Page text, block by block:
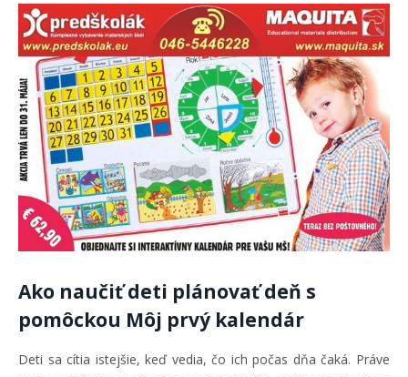
Ako naučiť deti plánovať deň s
pomôckou Môj prvý kalendár
Deti sa cítia istejšie, keď vedia, čo ich počas dňa čaká. Práve